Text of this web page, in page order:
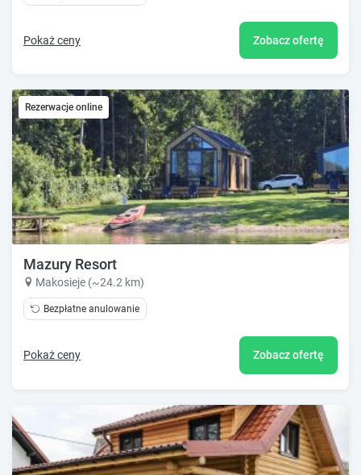
Pokaż ceny Zobacz ofertę
Rezerwacje online
Mazury Resort
Makosieje (~24.2 km)
Bezpłatne anulowanie
Pokaż ceny Zobacz ofertę